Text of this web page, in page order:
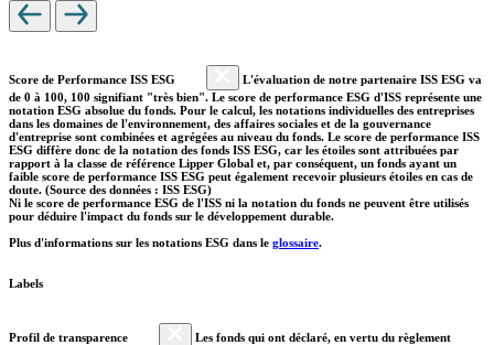
Score de Performance ISS ESG
L'évaluation de notre partenaire ISS ESG va
de 0 à 100, 100 signifiant "très bien". Le score de performance ESG d'ISS représente une
notation ESG absolue du fonds. Pour le calcul, les notations individuelles des entreprises
dans les domaines de l'environnement, des affaires sociales et de la gouvernance
d'entreprise sont combinées et agrégées au niveau du fonds. Le score de performance ISS
ESG diffère donc de la notation des fonds ISS ESG, car les étoiles sont attribuées par
rapport à la classe de référence Lipper Global et, par conséquent, un fonds ayant un
faible score de performance ISS ESG peut également recevoir plusieurs étoiles en cas de
doute. (Source des données : ISS ESG)
Ni le score de performance ESG de l'ISS ni la notation du fonds ne peuvent être utilisés
pour déduire l'impact du fonds sur le développement durable.
Plus d'informations sur les notations ESG dans le glossaire.
Labels
Profil de transparence
Les fonds qui ont déclaré, en vertu du règlement